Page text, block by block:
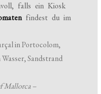
falls ein Kiosk
findest du im
Mallorca –